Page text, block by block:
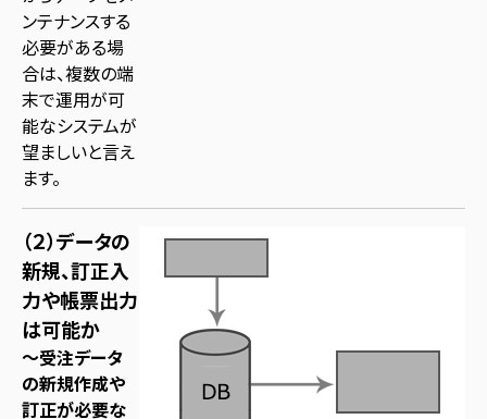
ンテナンスする
必要がある場
合は、複数の端
末で運用が可
能なシステムが
望ましいと言え
ます。
（２）データの
新規、訂正入
力や帳票出力
は可能か
～受注データ
の新規作成や
訂正が必要な